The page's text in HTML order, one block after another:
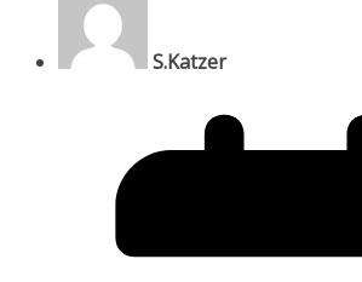
S.Katzer